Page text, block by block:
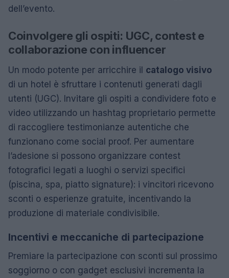
dell’evento.
Coinvolgere gli ospiti: UGC, contest e
collaborazione con influencer
Un modo potente per arricchire il catalogo visivo
di un hotel è sfruttare i contenuti generati dagli
utenti (UGC). Invitare gli ospiti a condividere foto e
video utilizzando un hashtag proprietario permette
di raccogliere testimonianze autentiche che
funzionano come social proof. Per aumentare
l’adesione si possono organizzare contest
fotografici legati a luoghi o servizi specifici
(piscina, spa, piatto signature): i vincitori ricevono
sconti o esperienze gratuite, incentivando la
produzione di materiale condivisibile.
Incentivi e meccaniche di partecipazione
Premiare la partecipazione con sconti sul prossimo
soggiorno o con gadget esclusivi incrementa la